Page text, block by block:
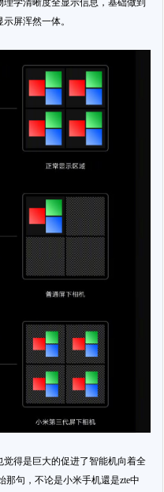
学清晰度全显示信息，基础做到
屏浑然一体。
得是巨大的促进了智能机向着全
句，不论是小米手机還是zte中